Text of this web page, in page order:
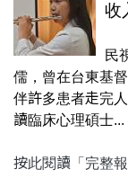
收
民
儒，曾在台東基
伴許多患者走完
讀臨床心理碩士...
按此閱讀「完整報